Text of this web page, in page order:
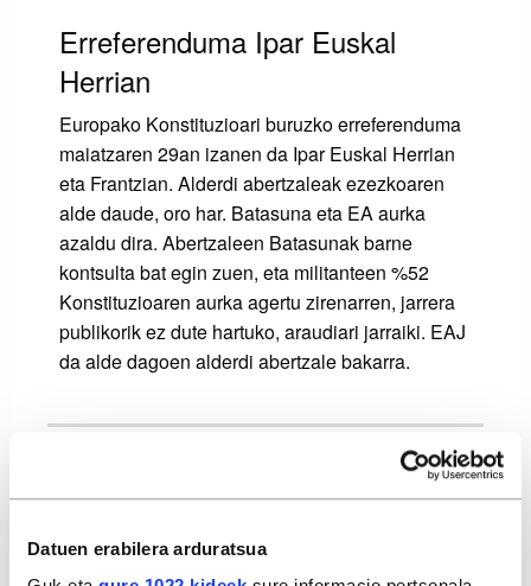
Datuen erabilera arduratsua
Erreferenduma Ipar Euskal
Herrian
Europako Konstituzioari buruzko erreferenduma
maiatzaren 29an izanen da Ipar Euskal Herrian
eta Frantzian. Alderdi abertzaleak ezezkoaren
alde daude, oro har. Batasuna eta EA aurka
azaldu dira. Abertzaleen Batasunak barne
kontsulta bat egin zuen, eta militanteen %52
Konstituzioaren aurka agertu zirenarren, jarrera
publikorik ez dute hartuko, araudiari jarraiki. EAJ
da alde dagoen alderdi abertzale bakarra.
�Behar zaitugu�, esan dio Lopezek